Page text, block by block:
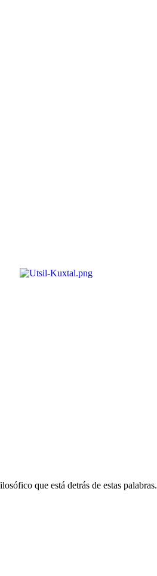
que está detrás de estas palabras.